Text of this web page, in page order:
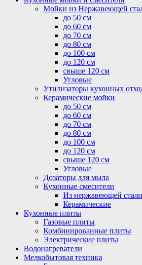
Мойки из Нержавеющей
до 50 см
до 60 см
до 70 см
до 80 см
до 100 см
до 120 см
свыше 120 см
Угловые
Утилизаторы кухонных
Керамические мойки
до 50 см
до 60 см
до 70 см
до 80 см
до 100 см
до 120 см
свыше 120 см
Угловые
Дозаторы для мыла
Кухонные смесители
Из нержавеющей стали
Керамические
Кухонные плиты
Газовые плиты
Комбинированные плиты
Электрические плиты
Водонагреватели
Мелкобытовая техника